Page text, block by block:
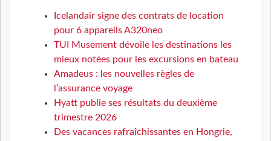
Icelandair signe des contrats de location
pour 6 appareils A320neo
TUI Musement dévoile les destinations les
mieux notées pour les excursions en bateau
Amadeus : les nouvelles règles de
l’assurance voyage
Hyatt publie ses résultats du deuxième
trimestre 2026
Des vacances rafraîchissantes en Hongrie,